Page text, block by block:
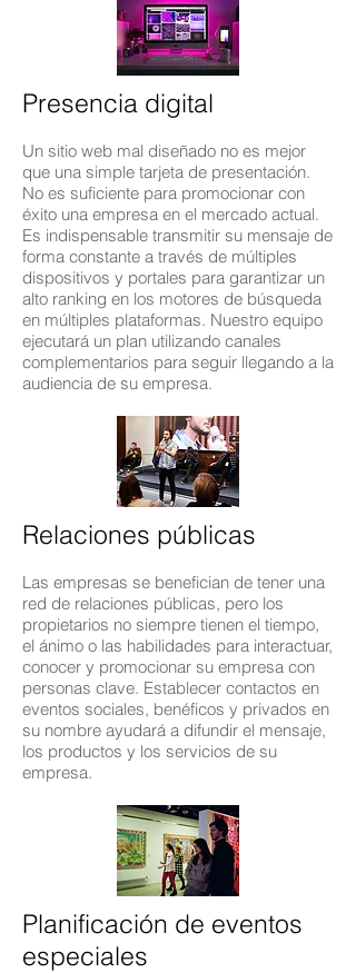
Presencia digital
Un sitio web mal diseñado no es mejor
que una simple tarjeta de presentación.
No es suficiente para promocionar con
éxito una empresa en el mercado actual.
Es indispensable transmitir su mensaje de
forma constante a través de múltiples
dispositivos y portales para garantizar un
alto ranking en los motores de búsqueda
en múltiples plataformas. Nuestro equipo
ejecutará un plan utilizando canales
complementarios para seguir llegando a la
audiencia de su empresa.
Relaciones públicas
Las empresas se benefician de tener una
red de relaciones públicas, pero los
propietarios no siempre tienen el tiempo,
el ánimo o las habilidades para interactuar,
conocer y promocionar su empresa con
personas clave. Establecer contactos en
eventos sociales, benéficos y privados en
su nombre ayudará a difundir el mensaje,
los productos y los servicios de su
empresa.
Planificación de eventos
especiales